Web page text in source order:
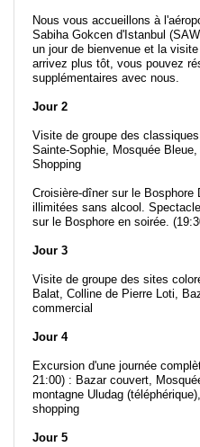
Nous vous accueillons à
Sabiha Gokcen d'Istanbul
un jour de bienvenue et la
arrivez plus tôt, vous pouvez
supplémentaires avec nous.
Jour 2
Visite de groupe des
Sainte-Sophie, Mosquée
Shopping
Croisière-dîner sur le
illimitées sans alcool.
sur le Bosphore en soirée.
Jour 3
Visite de groupe des sites
Balat, Colline de Pierre Loti,
commercial
Jour 4
Excursion d'une journée
21:00) : Bazar couvert,
montagne Uludag
shopping
Jour 5